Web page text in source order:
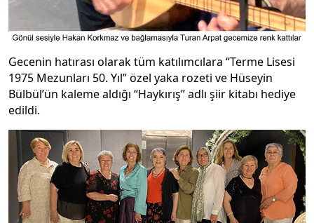
Gecenin hatırası olarak tüm katılımcılara “Terme Lisesi
1975 Mezunları 50. Yıl” özel yaka rozeti ve Hüseyin
Bülbül’ün kaleme aldığı “Haykırış” adlı şiir kitabı hediye
edildi.